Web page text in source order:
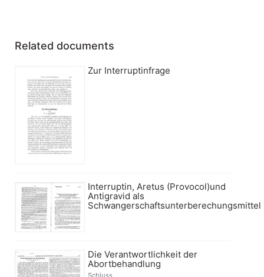
Related documents
Zur Interruptinfrage
Interruptin, Aretus (Provocol)und
Antigravid als
Schwangerschaftsunterberechungsmittel
Die Verantwortlichkeit der
Abortbehandlung
Schluss